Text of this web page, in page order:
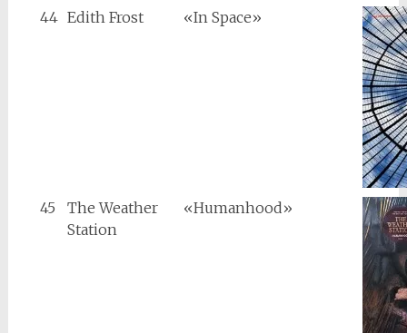
44 Edith Frost «In Space»
45
The Weather
Station
«Humanhood»